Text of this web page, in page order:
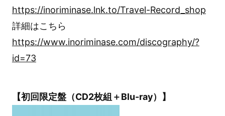
https://inoriminase.lnk.to/Travel-Record_shop
詳細はこちら
https://www.inoriminase.com/discography/?
id=73
【初回限定盤（CD2枚組＋Blu-ray）】